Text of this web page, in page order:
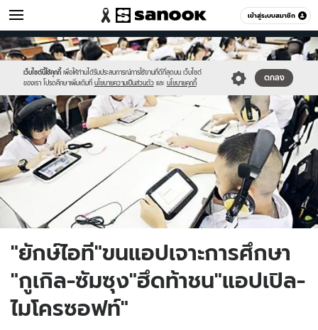
เข้าสู่ระบบสมาชิก
ไอที หมวดอื่นๆ
เว็บไซต์นี้ใช้คุกกี้ เพื่อให้ท่านได้รับประสบการณ์การใช้งานที่ดีที่สุดบน เว็บไซต์
ของเรา โปรดศึกษาเพิ่มเติมที่ นโยบายความเป็นส่วนตัว และ นโยบายคุกกี้
ตกลง
Sanook
//s.isanook.com/sr/0/images/logo-
new-
sanook.png
600
60
//s.isanook.com/hi/0/ud/265/1327312/1.jpg
"ยักษ์ไอที"ขนแอปเจาะการศึกษา
"กูเกิล-ซัมซุง"ฮึดท้าชน"แอปเปิล-
ไมโครซอฟท์"